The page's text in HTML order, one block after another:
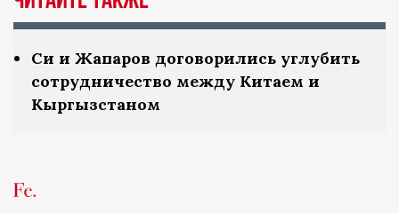
Си и Жапаров договорились углубить
сотрудничество между Китаем и
Кыргызстаном